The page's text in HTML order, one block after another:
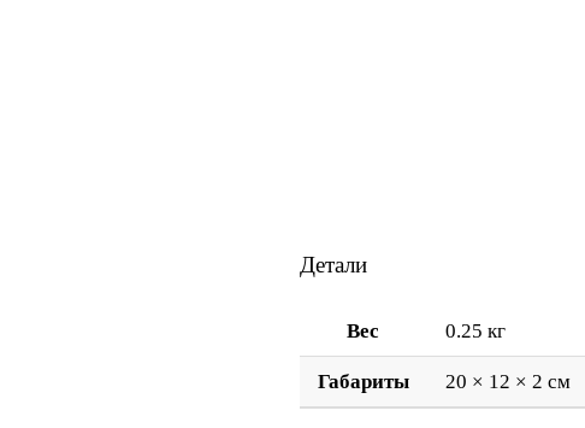
Детали
Вес 0.25 кг
Габариты 20 × 12 × 2 см